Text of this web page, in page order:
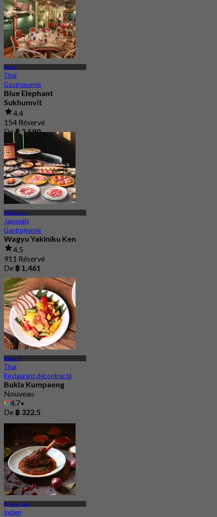
601 Réservé
De฿ 1,926
Nana
Thaï
Gastronomie
Blue Elephant
Sukhumvit
4.4
154 Réservé
De฿ 2,590
Petchaburi
Japonais
Gastronomie
Wagyu Yakiniku Ken
4.5
911 Réservé
De ฿ 1,461
Rama 9
Thaï
Restaurant décontracté
Bukla Kumpaeng
Nouveau
4.7
De ฿ 322.5
Khlong Toei
Indien